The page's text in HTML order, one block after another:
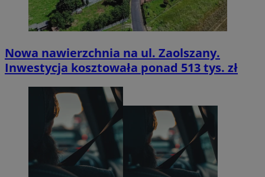
Nowa nawierzchnia na ul. Zaolszany.
Inwestycja kosztowała ponad 513 tys. zł